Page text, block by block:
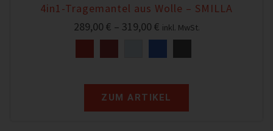
4in1-Tragemantel aus Wolle – SMILLA
289,00 € – 319,00 € inkl. MwSt.
ZUM ARTIKEL